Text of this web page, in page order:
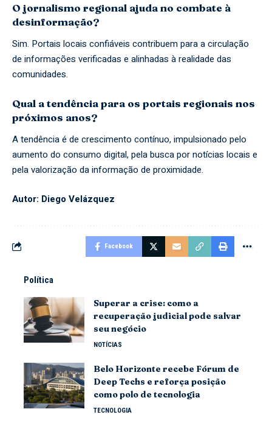
O jornalismo regional ajuda no combate à
desinformação?
Sim. Portais locais confiáveis contribuem para a circulação
de informações verificadas e alinhadas à realidade das
comunidades.
Qual a tendência para os portais regionais nos
próximos anos?
A tendência é de crescimento contínuo, impulsionado pelo
aumento do consumo digital, pela busca por notícias locais e
pela valorização da informação de proximidade.
Autor: Diego Velázquez
Facebook
Política
Superar a crise: como a
recuperação judicial pode salvar
seu negócio
NOTÍCIAS
Belo Horizonte recebe Fórum de
Deep Techs e reforça posição
como polo de tecnologia
TECNOLOGIA